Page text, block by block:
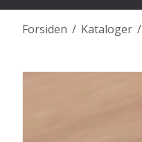
/
Forsiden /
Kataloger